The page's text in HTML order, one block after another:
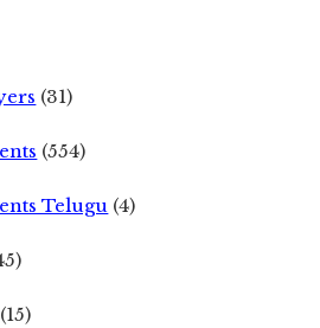
(31)
(554)
Telugu (4)
(15)